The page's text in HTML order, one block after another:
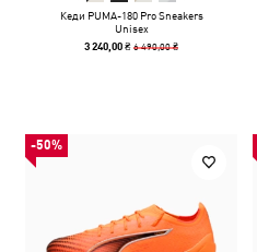
Кеди PUMA-180 Pro Sneakers
Unisex
3 240,00 ₴6 490,00 ₴
-50%